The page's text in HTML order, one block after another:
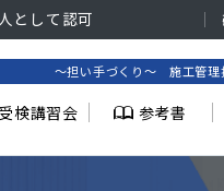
として認可
～担い手づくり～ 施工管理
受検講習会 参考書